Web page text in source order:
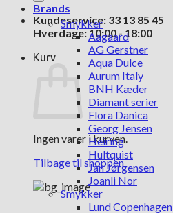
Kundeservice: 33 13 85 45
Hverdage: 10:00 - 18:00
Kurv
Ingen varer i kurven.
Tilbage til shoppen
Brands
Smykker
Aagaard
AG Gerstner
Aqua Dulce
Aurum Italy
BNH Kæder
Diamant serier
Flora Danica
Georg Jensen
Heiring
Hultquist
Jan Jørgensen
Joanli Nor
Smykker
Lund Copenhagen